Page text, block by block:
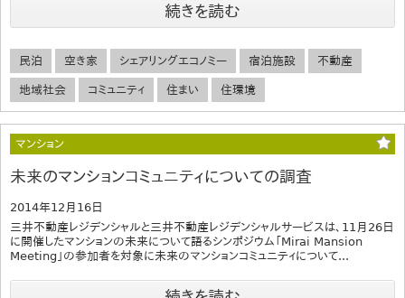
続きを読む
民泊 空き家 シェアリングエコノミー 宿泊施設 不動産
地域社会 コミュニティ 住まい 住環境
マンション
未来のマンションコミュニティについての調査
2014年12月16日
三井不動産レジデンシャルと三井不動産レジデンシャルサービスは、11月26日
に開催したマンションの未来について語るシンポジウム「Mirai Mansion
Meeting」の参加者を対象に未来のマンションコミュニティについて...